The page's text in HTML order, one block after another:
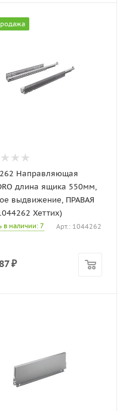
Направляющая
длина ящика 550мм,
выдвижение, ПРАВАЯ
Хеттих)
в наличии: 7 Арт.: 1044262
₽